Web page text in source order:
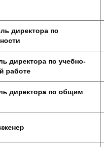
директора по
директора по учебно-
работе
директора по общим